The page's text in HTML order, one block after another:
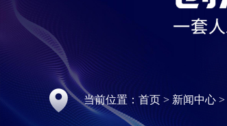
当前位置： 首页 > 新闻中心 >